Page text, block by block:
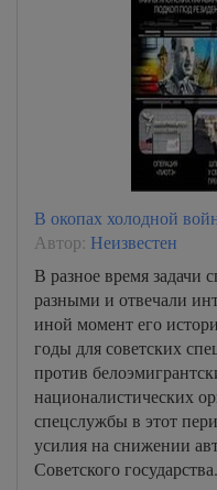
A-Book/01_ot_Matfeya/
A-Book/01_ot_Matfeya/
A-Book/01_ot_Matfeya/
A-Book/01_ot_Matfeya/
A-Book/01_ot_Matfeya/
A-Book/01_ot_Matfeya/
A-Book/01_ot_Matfeya/
A-Book/01_ot_Matfeya/
A-Book/01_ot_Matfeya/
A-Book/01_ot_Matfeya/
A-Book/01_ot_Matfeya/
A-Book/01_ot_Matfeya/
A-Book/01_ot_Matfeya/
В окопах холодной
Автор: Неизвестен
В разное время
разными и отвечали
иной момент его
годы для советских
против
националистических
спецслужбы в этот
усилия на снижении
Советского государства.